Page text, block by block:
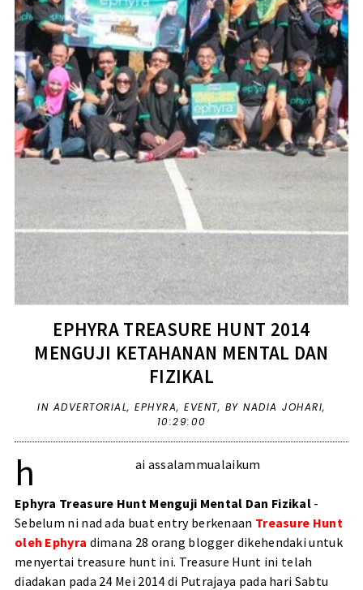
EPHYRA TREASURE HUNT 2014
MENGUJI KETAHANAN MENTAL DAN
FIZIKAL
IN ADVERTORIAL,EPHYRA,EVENT, BY NADIA JOHARI,
10:29:00
h ai assalammualaikum
Ephyra Treasure Hunt Menguji Mental Dan Fizikal -
Sebelum ni nad ada buat entry berkenaan Treasure Hunt
oleh Ephyra dimana 28 orang blogger dikehendaki untuk
menyertai treasure hunt ini. Treasure Hunt ini telah
diadakan pada 24 Mei 2014 di Putrajaya pada hari Sabtu